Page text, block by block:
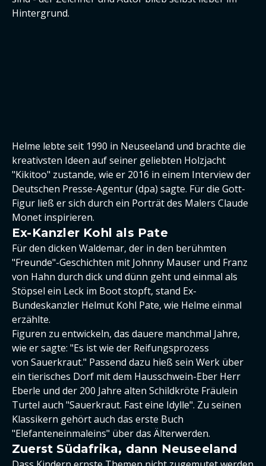
Hintergrund.
Helme lebte seit 1990 in Neuseeland und brachte die
kreativsten Ideen auf seiner geliebten Holzjacht
"Kikitoo" zustande, wie er 2016 in einem Interview der
Deutschen Presse-Agentur (dpa) sagte. Für die Gott-
Figur ließ er sich durch ein Porträt des Malers Claude
Monet inspirieren.
Ex-Kanzler Kohl als Pate
Für den dicken Waldemar, der in den berühmten
"Freunde"-Geschichten mit Johnny Mauser und Franz
von Hahn durch dick und dünn geht und einmal als
Stöpsel ein Leck im Boot stopft, stand Ex-
Bundeskanzler Helmut Kohl Pate, wie Helme einmal
erzählte.
Figuren zu entwickeln, das dauere manchmal Jahre,
wie er sagte: "Es ist wie der Reifungsprozess
von Sauerkraut." Passend dazu hieß sein Werk über
ein tierisches Dorf mit dem Hausschwein-Eber Herr
Eberle und der 200 Jahre alten Schildkröte Fräulein
Turtel auch "Sauerkraut. Fast eine Idylle". Zu seinen
Klassikern gehört auch das erste Buch
"Elefanteneinmaleins" über das Älterwerden.
Zuerst Südafrika, dann Neuseeland